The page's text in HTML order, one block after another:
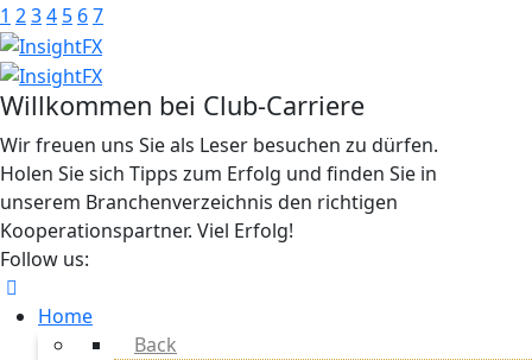
1 234 5 67
Willkommen bei Club-Carriere
Wir freuen uns Sie als Leser besuchen zu dürfen.
Holen Sie sich Tipps zum Erfolg und finden Sie in
unserem Branchenverzeichnis den richtigen
Kooperationspartner. Viel Erfolg!
Follow us:
Home
Back